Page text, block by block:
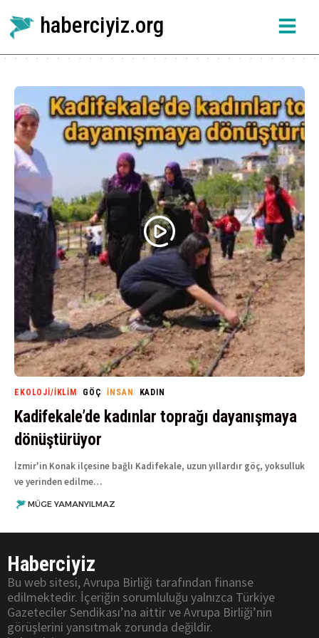
haberciyiz.org
Etiket:Sukulent
EKOLOJI/İKLIM GÖÇ İNSAN KADIN
Kadifekale’de kadınlar toprağı dayanışmaya
dönüştürüyor
İzmir'in Konak ilçesine bağlı Kadifekale, uzun yıllardır göç, yoksulluk
ve yerinden edilme…
MÜGE YAMANYILMAZ
Haberciyiz
Bu web sitesi, Avrupa Birliği tarafından finanse
edilmektedir. İçeriğin sorumluluğu yalnızca Türkiye
Gazeteciler Sendikası’na aittir ve Avrupa Birliği’nin
görüşlerini yansıtmak zorunda değildir.